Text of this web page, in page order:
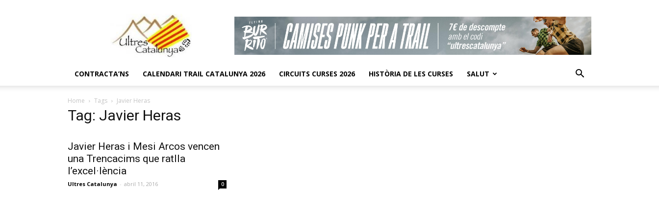
CONTRACTA’NS CALENDARI TRAIL CATALUNYA 2026 CIRCUITS CURSES 2026 HISTÒRIA DE LES CURSES SALUT
Home Tags Javier Heras
Tag: Javier Heras
Javier Heras i Mesi Arcos vencen
una Trencacims que ratlla
l’excel·lència
Ultres Catalunya - abril 11, 2016 0